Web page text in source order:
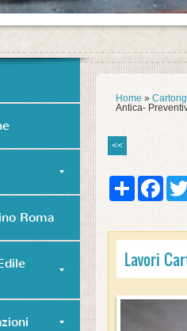
Home »
Antica-
<<
Share
Lavori
Roma